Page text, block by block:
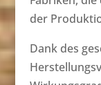
der
Dank des